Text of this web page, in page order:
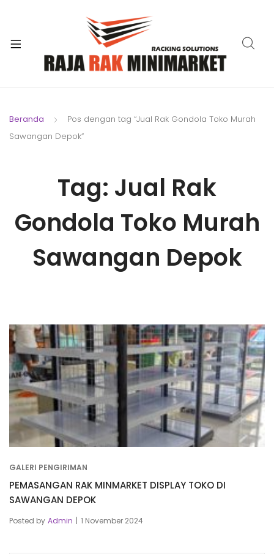
Beranda
Pos dengan tag “Jual Rak Gondola Toko Murah
Sawangan Depok”
Tag: Jual Rak
Gondola Toko Murah
Sawangan Depok
GALERI PENGIRIMAN
PEMASANGAN RAK MINMARKET DISPLAY TOKO DI
SAWANGAN DEPOK
Posted by Admin 1 November 2024